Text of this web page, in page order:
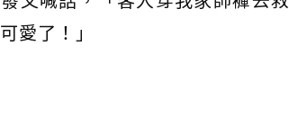
愛了！」